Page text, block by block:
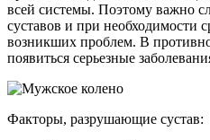
всей системы. Поэтому важно
суставов и при необходимости
возникших проблем. В
появиться серьезные
Факторы, разрушающие сустав: